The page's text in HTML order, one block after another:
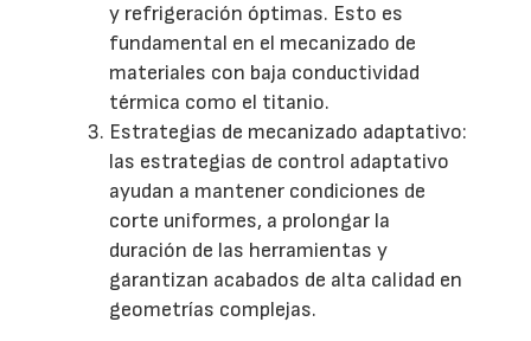
y refrigeración óptimas. Esto es
fundamental en el mecanizado de
materiales con baja conductividad
térmica como el titanio.
Estrategias de mecanizado adaptativo:
las estrategias de control adaptativo
ayudan a mantener condiciones de
corte uniformes, a prolongar la
duración de las herramientas y
garantizan acabados de alta calidad en
geometrías complejas.